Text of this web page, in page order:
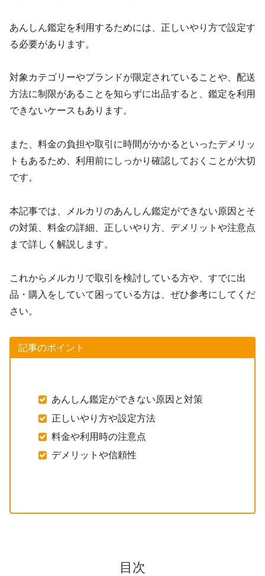
あんしん鑑定を利用するためには、正しいやり方で設定す
る必要があります。
対象カテゴリーやブランドが限定されていることや、配送
方法に制限があることを知らずに出品すると、鑑定を利用
できないケースもあります。
また、料金の負担や取引に時間がかかるといったデメリッ
トもあるため、利用前にしっかり確認しておくことが大切
です。
本記事では、メルカリのあんしん鑑定ができない原因とそ
の対策、料金の詳細、正しいやり方、デメリットや注意点
まで詳しく解説します。
これからメルカリで取引を検討している方や、すでに出
品・購入をしていて困っている方は、ぜひ参考にしてくだ
さい。
記事のポイント
あんしん鑑定ができない原因と対策
正しいやり方や設定方法
料金や利用時の注意点
デメリットや信頼性
目次